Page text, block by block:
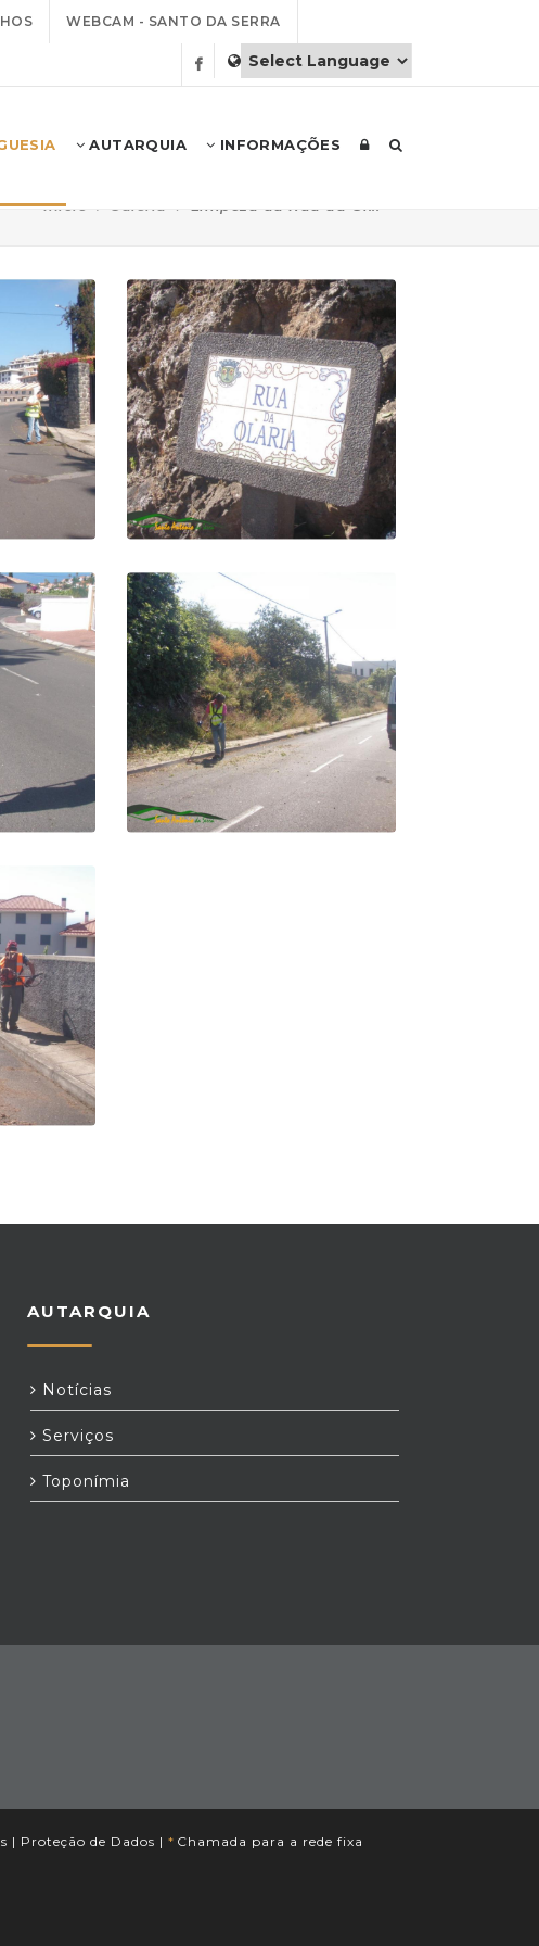
WEBCAM - SANTO DA SERRA
AUTARQUIA INFORMAÇÕES
Início
AUTARQUIA
Notícias
Serviços
Toponímia
| Proteção de Dados | * Chamada para a rede fixa